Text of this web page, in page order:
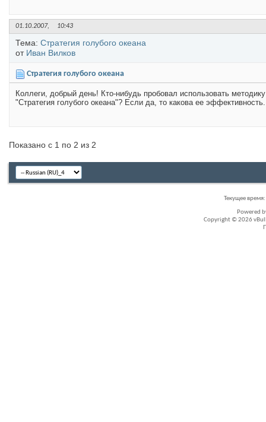
01.10.2007, 10:43
Тема: Стратегия голубого океана
от Иван Вилков
Стратегия голубого океана
Коллеги, добрый день! Кто-нибудь пробовал использовать
"Стратегия голубого океана"? Если да, то какова ее
Показано с 1 по 2 из 2
Текущее время:
Powered
Copyright © 2026